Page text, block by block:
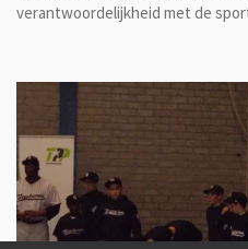
verantwoordelijkheid met de